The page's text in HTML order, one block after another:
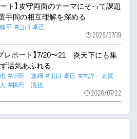
ート】攻守両面のテーマにそって課題
手間の相互理解を深める
平 #山口 卓己
2026/07/19
レポート】7/20〜21 炎天下にも集
活気あふれる
#小田 逸稀 #山口 卓己 #木許 太賀
#林田 滉也
2026/07/22